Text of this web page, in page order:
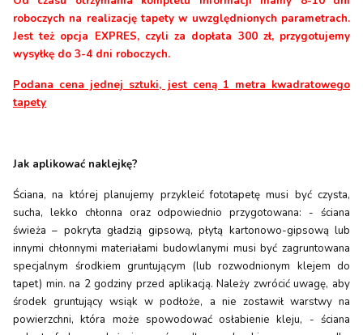
roboczych na realizację tapety w uwzględnionych parametrach.
Jest też opcja EXPRES, czyli za dopłata 300 zł, przygotujemy
wysyłkę do 3-4 dni roboczych.
Podana cena jednej sztuki, jest ceną 1 metra kwadratowego
tapety
Jak aplikować naklejkę?
Ściana, na której planujemy przykleić fototapetę musi być czysta,
sucha, lekko chłonna oraz odpowiednio przygotowana: - ściana
świeża – pokryta gładzią gipsową, płytą kartonowo-gipsową lub
innymi chłonnymi materiałami budowlanymi musi być zagruntowana
specjalnym środkiem gruntującym (lub rozwodnionym klejem do
tapet) min. na 2 godziny przed aplikacją. Należy zwrócić uwagę, aby
środek gruntujący wsiąk w podłoże, a nie zostawił warstwy na
powierzchni, która może spowodować osłabienie kleju, - ściana